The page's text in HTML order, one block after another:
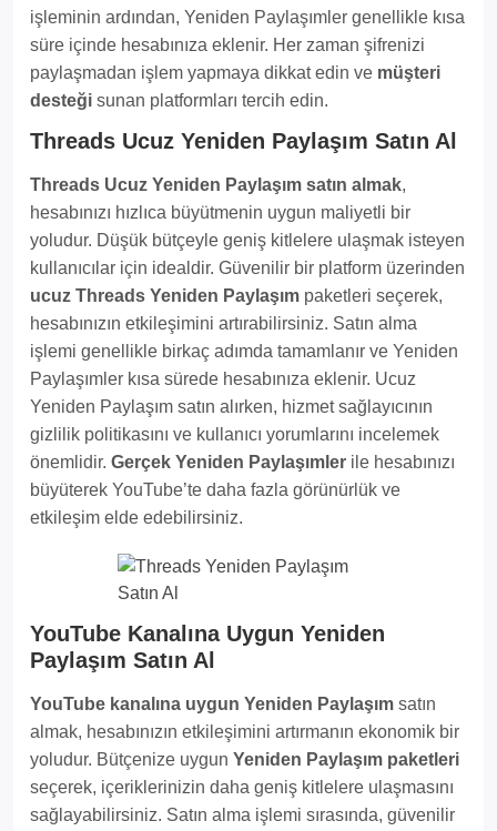
işleminin ardından, Yeniden Paylaşımler genellikle kısa
süre içinde hesabınıza eklenir. Her zaman şifrenizi
paylaşmadan işlem yapmaya dikkat edin ve müşteri
desteği sunan platformları tercih edin.
Threads Ucuz Yeniden Paylaşım Satın Al
Threads Ucuz Yeniden Paylaşım satın almak,
hesabınızı hızlıca büyütmenin uygun maliyetli bir
yoludur. Düşük bütçeyle geniş kitlelere ulaşmak isteyen
kullanıcılar için idealdir. Güvenilir bir platform üzerinden
ucuz Threads Yeniden Paylaşım paketleri seçerek,
hesabınızın etkileşimini artırabilirsiniz. Satın alma
işlemi genellikle birkaç adımda tamamlanır ve Yeniden
Paylaşımler kısa sürede hesabınıza eklenir. Ucuz
Yeniden Paylaşım satın alırken, hizmet sağlayıcının
gizlilik politikasını ve kullanıcı yorumlarını incelemek
önemlidir. Gerçek Yeniden Paylaşımler ile hesabınızı
büyüterek YouTube’te daha fazla görünürlük ve
etkileşim elde edebilirsiniz.
YouTube Kanalına Uygun Yeniden
Paylaşım Satın Al
YouTube kanalına uygun Yeniden Paylaşım satın
almak, hesabınızın etkileşimini artırmanın ekonomik bir
yoludur. Bütçenize uygun Yeniden Paylaşım paketleri
seçerek, içeriklerinizin daha geniş kitlelere ulaşmasını
sağlayabilirsiniz. Satın alma işlemi sırasında, güvenilir